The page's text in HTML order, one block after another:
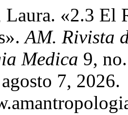
Laura. «2.3 El
AM. Rivista
Medica 9,
7, 2026.